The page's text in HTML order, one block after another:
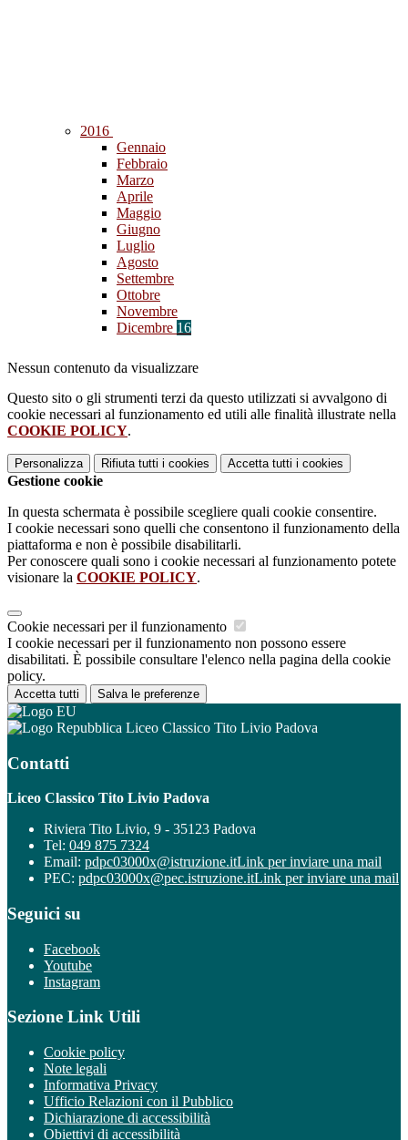
2016
Gennaio
Febbraio
Marzo
Aprile
Maggio
Giugno
Luglio
Agosto
Settembre
Ottobre
Novembre
Dicembre 16
Nessun contenuto da visualizzare
Questo sito o gli strumenti terzi da questo utilizzati si avvalgono di
cookie necessari al funzionamento ed utili alle finalità illustrate nella
COOKIE POLICY.
Personalizza Rifiuta tutti i cookies Accetta tutti i cookies
Gestione cookie
In questa schermata è possibile scegliere quali cookie consentire.
I cookie necessari sono quelli che consentono il funzionamento della
piattaforma e non è possibile disabilitarli.
Per conoscere quali sono i cookie necessari al funzionamento potete
visionare la COOKIE POLICY.
Cookie necessari per il funzionamento
I cookie necessari per il funzionamento non possono essere
disabilitati. È possibile consultare l'elenco nella pagina della cookie
policy.
Accetta tutti Salva le preferenze
Liceo Classico Tito Livio Padova
Contatti
Liceo Classico Tito Livio Padova
Riviera Tito Livio, 9 - 35123 Padova
Tel: 049 875 7324
Email: pdpc03000x@istruzione.itLink per inviare una mail
PEC: pdpc03000x@pec.istruzione.itLink per inviare una mail
Seguici su
Facebook
Youtube
Instagram
Sezione Link Utili
Cookie policy
Note legali
Informativa Privacy
Ufficio Relazioni con il Pubblico
Dichiarazione di accessibilità
Obiettivi di accessibilità